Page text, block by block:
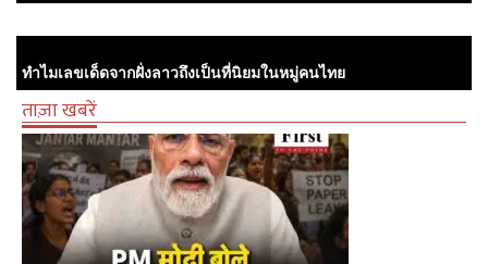
ทำไมเลขเด็ดจากฝั่งลาวถึงเป็นที่นิยมในหมู่คนไทย
ताज़ा खबरें